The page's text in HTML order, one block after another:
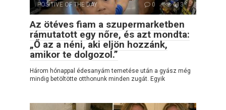
POSITIVE OF THE DAY 0 613
Az ötéves fiam a szupermarketben
rámutatott egy nőre, és azt mondta:
„Ő az a néni, aki eljön hozzánk,
amikor te dolgozol.”
Három hónappal édesanyám temetése után a gyász még
mindig betöltötte otthonunk minden zugát. Egyik